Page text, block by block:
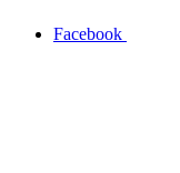
Facebook